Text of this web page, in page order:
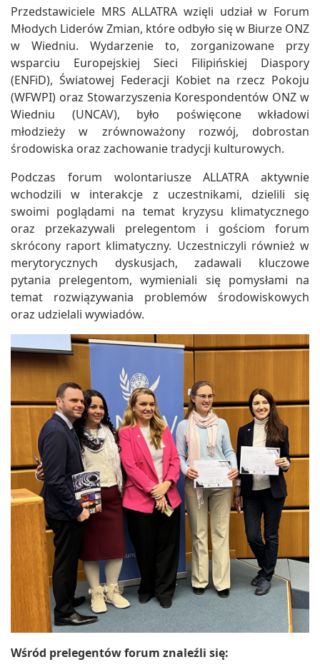
Przedstawiciele MRS ALLATRA wzięli udział w Forum
Młodych Liderów Zmian, które odbyło się w Biurze ONZ
w Wiedniu. Wydarzenie to, zorganizowane przy
wsparciu Europejskiej Sieci Filipińskiej Diaspory
(ENFiD), Światowej Federacji Kobiet na rzecz Pokoju
(WFWPI) oraz Stowarzyszenia Korespondentów ONZ w
Wiedniu (UNCAV), było poświęcone wkładowi
młodzieży w zrównoważony rozwój, dobrostan
środowiska oraz zachowanie tradycji kulturowych.
Podczas forum wolontariusze ALLATRA aktywnie
wchodzili w interakcje z uczestnikami, dzielili się
swoimi poglądami na temat kryzysu klimatycznego
oraz przekazywali prelegentom i gościom forum
skrócony raport klimatyczny. Uczestniczyli również w
merytorycznych dyskusjach, zadawali kluczowe
pytania prelegentom, wymieniali się pomysłami na
temat rozwiązywania problemów środowiskowych
oraz udzielali wywiadów.
Wśród prelegentów forum znaleźli się: